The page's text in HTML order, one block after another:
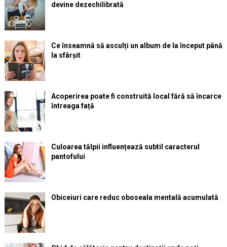
devine dezechilibrată
Ce înseamnă să asculți un album de la început până
la sfârșit
Acoperirea poate fi construită local fără să încarce
întreaga față
Culoarea tălpii influențează subtil caracterul
pantofului
Obiceiuri care reduc oboseala mentală acumulată